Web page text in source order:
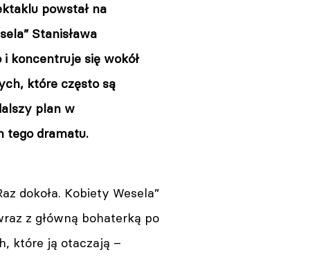
powstał na
Stanisława
koncentruje się wokół
które często są
plan w
tego dramatu.
dokoła. Kobiety Wesela”
z główną bohaterką po
które ją otaczają –